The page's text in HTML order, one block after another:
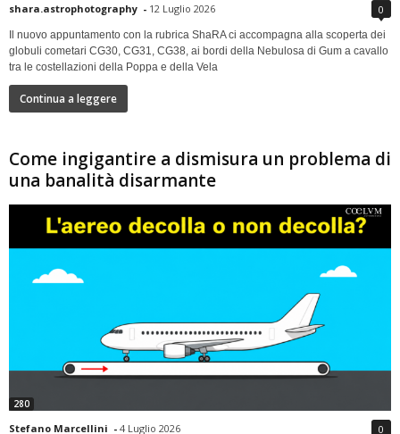
shara.astrophotography - 12 Luglio 2026 0
Il nuovo appuntamento con la rubrica ShaRA ci accompagna alla scoperta dei
globuli cometari CG30, CG31, CG38, ai bordi della Nebulosa di Gum a cavallo
tra le costellazioni della Poppa e della Vela
Continua a leggere
Come ingigantire a dismisura un problema di
una banalità disarmante
280
Stefano Marcellini - 4 Luglio 2026 0